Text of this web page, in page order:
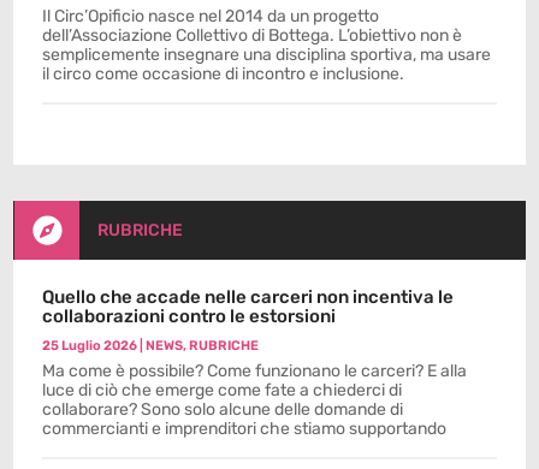
Il Circ’Opificio nasce nel 2014 da un progetto
dell’Associazione Collettivo di Bottega. L’obiettivo non è
semplicemente insegnare una disciplina sportiva, ma usare
il circo come occasione di incontro e inclusione.
 RUBRICHE
Quello che accade nelle carceri non incentiva le
collaborazioni contro le estorsioni
25 Luglio 2026 |NEWS,RUBRICHE
Ma come è possibile? Come funzionano le carceri? E alla
luce di ciò che emerge come fate a chiederci di
collaborare? Sono solo alcune delle domande di
commercianti e imprenditori che stiamo supportando